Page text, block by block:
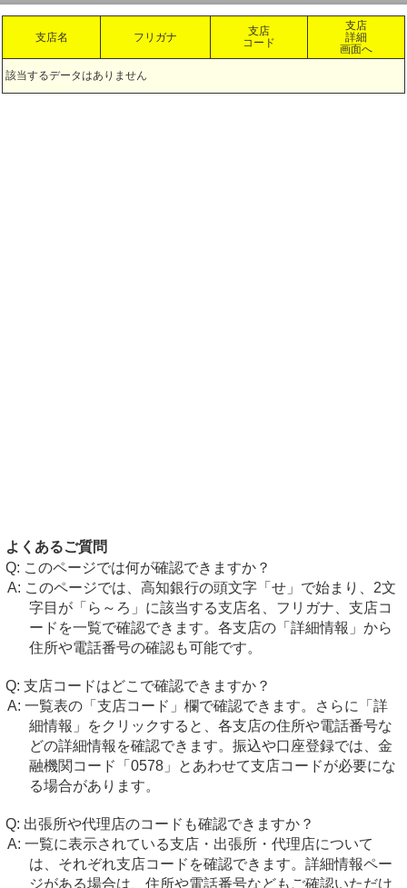
支店名 フリガナ
支店
コード
支店
詳細
画面へ
該当するデータはありません
よくあるご質問
このページでは何が確認できますか？
このページでは、高知銀行の頭文字「せ」で始まり、2文
字目が「ら～ろ」に該当する支店名、フリガナ、支店コ
ードを一覧で確認できます。各支店の「詳細情報」から
住所や電話番号の確認も可能です。
支店コードはどこで確認できますか？
一覧表の「支店コード」欄で確認できます。さらに「詳
細情報」をクリックすると、各支店の住所や電話番号な
どの詳細情報を確認できます。振込や口座登録では、金
融機関コード「0578」とあわせて支店コードが必要にな
る場合があります。
出張所や代理店のコードも確認できますか？
一覧に表示されている支店・出張所・代理店について
は、それぞれ支店コードを確認できます。詳細情報ペー
ジがある場合は、住所や電話番号などもご確認いただけ